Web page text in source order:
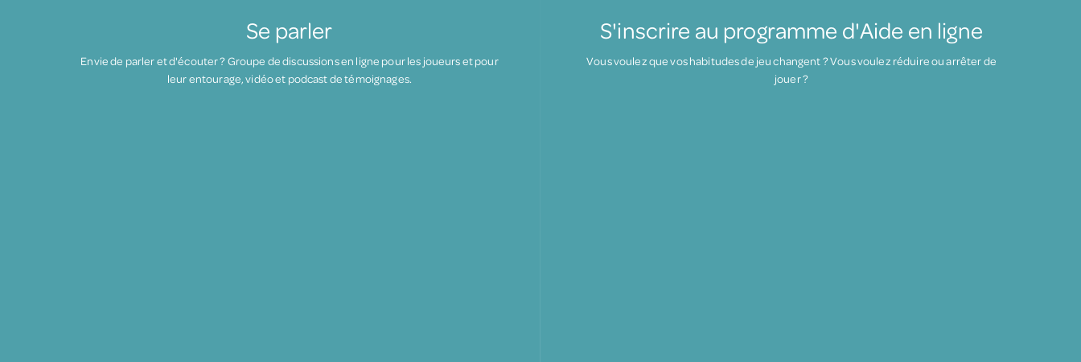
Se parler
Envie de parler et d'écouter ? Groupe de discussions en ligne pour les joueurs et pour
leur entourage, vidéo et podcast de témoignages.
S'inscrire au programme d'Aide en ligne
Vous voulez que vos habitudes de jeu changent ? Vous voulez réduire ou arrêter de
jouer ?